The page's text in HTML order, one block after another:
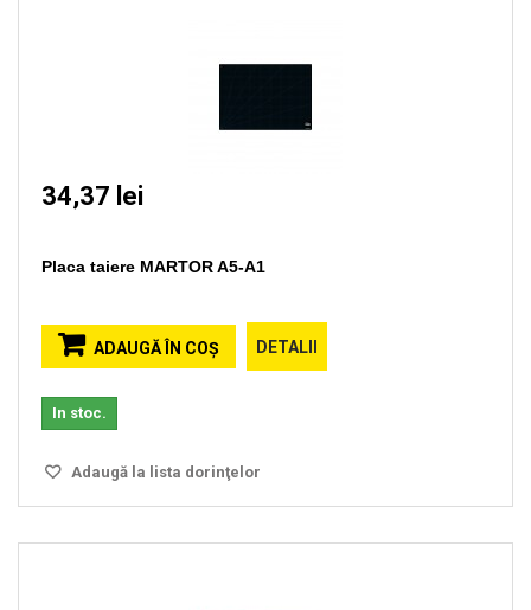
34,37 lei
Placa taiere MARTOR A5-A1
ADAUGĂ ÎN COŞ DETALII
In stoc.
Adaugă la lista dorinţelor